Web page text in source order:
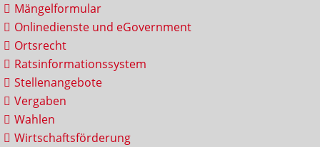
Mängelformular
Onlinedienste und eGovernment
Ortsrecht
Ratsinformationssystem
Stellenangebote
Vergaben
Wahlen
Wirtschaftsförderung